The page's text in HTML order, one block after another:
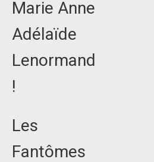
Marie Anne
Adélaïde
Lenormand
!
Les
Fantômes